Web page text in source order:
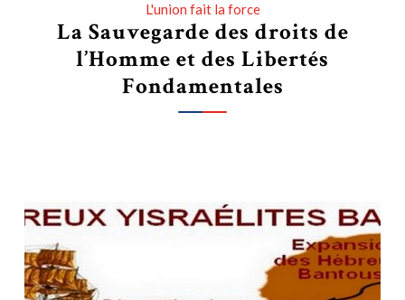
L'union fait la force
La Sauvegarde des droits de
l’Homme et des Libertés
Fondamentales